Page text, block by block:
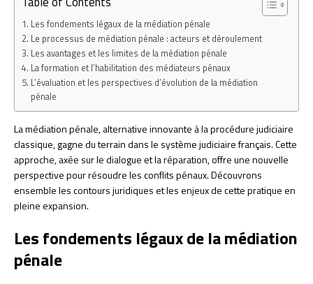
Les fondements légaux de la médiation pénale
Le processus de médiation pénale : acteurs et déroulement
Les avantages et les limites de la médiation pénale
La formation et l’habilitation des médiateurs pénaux
L’évaluation et les perspectives d’évolution de la médiation
pénale
La médiation pénale, alternative innovante à la procédure judiciaire
classique, gagne du terrain dans le système judiciaire français. Cette
approche, axée sur le dialogue et la réparation, offre une nouvelle
perspective pour résoudre les conflits pénaux. Découvrons
ensemble les contours juridiques et les enjeux de cette pratique en
pleine expansion.
Les fondements légaux de la médiation
pénale